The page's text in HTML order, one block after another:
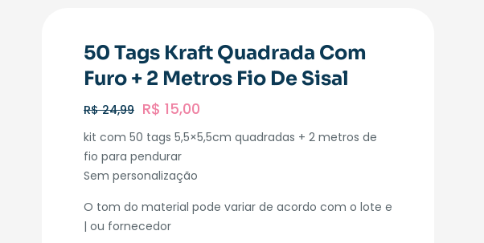
50 Tags Kraft Quadrada Com
Furo + 2 Metros Fio De Sisal
R$24,99 R$ 15,00
kit com 50 tags 5,5×5,5cm quadradas + 2 metros de
fio para pendurar
Sem personalização
O tom do material pode variar de acordo com o lote e
| ou fornecedor